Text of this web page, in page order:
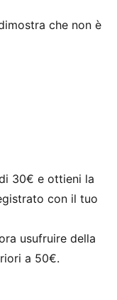
che non è
cotone comfort, ti
dettaglio
30€ e ottieni la
con il tuo
usufruire della
a 50€.